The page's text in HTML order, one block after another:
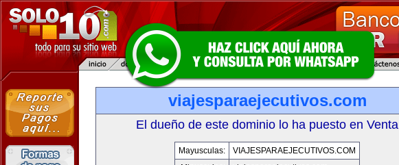
viajesparaejecutivos.com
El dueño de este dominio lo ha puesto en Venta
Mayusculas:
VIAJESPARAEJECUTIVOS.COM